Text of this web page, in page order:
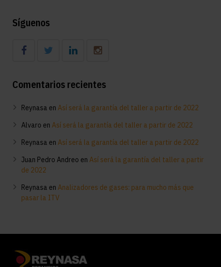
Síguenos
Comentarios recientes
Reynasa en Así será la garantía del taller a partir de 2022
Alvaro en Así será la garantía del taller a partir de 2022
Reynasa en Así será la garantía del taller a partir de 2022
Juan Pedro Andreo en Así será la garantía del taller a partir
de 2022
Reynasa en Analizadores de gases: para mucho más que
pasar la ITV